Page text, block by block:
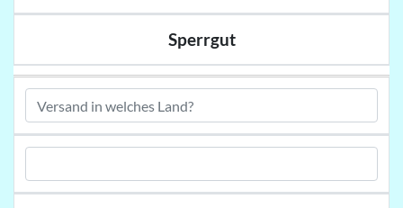
Sperrgut